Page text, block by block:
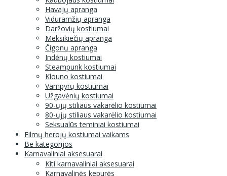
Havajų apranga
Viduramžių apranga
Daržovių kostiumai
Meksikiečių apranga
Čigonų apranga
Indėnų kostiumai
Steampunk kostiumai
Klouno kostiumai
Vampyrų kostiumai
Užgavėnių kostiumai
90-ųjų stiliaus vakarėlio kostiumai
80-ųjų stiliaus vakarėlio kostiumai
Seksualūs teminiai kostiumai
Filmų herojų kostiumai vaikams
Be kategorijos
Karnavaliniai aksesuarai
Kiti karnavaliniai aksesuarai
Karnavalinės kepurės